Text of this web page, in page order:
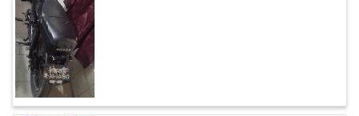
সিঙ্গার
এফবি মনডিয়াল